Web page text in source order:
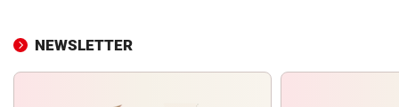
NEWSLETTER